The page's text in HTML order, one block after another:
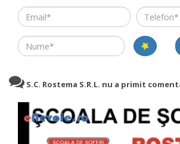
Email Telefon
Name
S.C. Rostema S.R.L. nu a primit